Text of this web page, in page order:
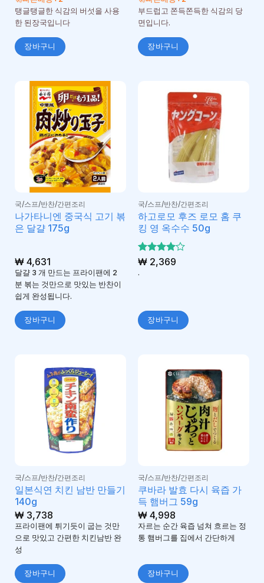
탱글탱글한 식감의 버섯을 사용
한 된장국입니다
장바구니
됨
부드럽고 쫀득쫀득한 식감의 당
면입니다.
장바구니
국/스프/반찬/간편조리
나가타니엔 중국식 고기 볶
은 달걀 175g
₩4,631
달걀 3 개 만드는 프라이팬에 2
분 볶는 것만으로 맛있는 반찬이
쉽게 완성됩니다.
장바구니
국/스프/반찬/간편조리
하고로모 후즈 로모 홈 쿠
킹 영 옥수수 50g
5 중에서
로 평
₩2,369
.
장바구니
국/스프/반찬/간편조리
일본식연 치킨 남반 만들기
140g
₩3,738
프라이팬에 튀기듯이 굽는 것만
으로 맛있고 간편한 치킨남반 완
성
장바구니
국/스프/반찬/간편조리
쿠바라 발효 다시 육즙 가
득 햄버그 59g
₩4,998
자르는 순간 육즙 넘쳐 흐르는 정
통 햄버그를 집에서 간단하게
장바구니